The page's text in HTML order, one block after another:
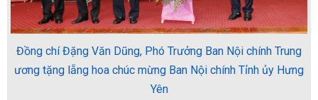
Đồng chí Đặng Văn Dũng, Phó Trưởng Ban Nội chính Trung
ương tặng lẵng hoa chúc mừng Ban Nội chính Tỉnh ủy Hưng
Yên